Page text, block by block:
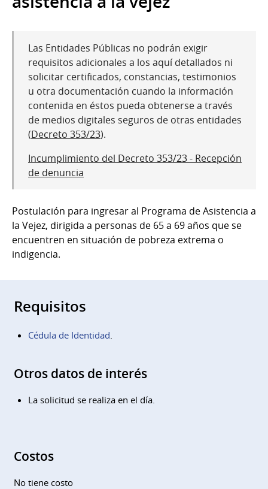
Las Entidades Públicas no podrán exigir
requisitos adicionales a los aquí detallados ni
solicitar certificados, constancias, testimonios
u otra documentación cuando la información
contenida en éstos pueda obtenerse a través
de medios digitales seguros de otras entidades
(Decreto 353/23).
Incumplimiento del Decreto 353/23 - Recepción
de denuncia
Postulación para ingresar al Programa de Asistencia a
la Vejez, dirigida a personas de 65 a 69 años que se
encuentren en situación de pobreza extrema o
indigencia.
Requisitos
Cédula de Identidad
Otros datos de interés
La solicitud se realiza en el día.
Costos
No tiene costo